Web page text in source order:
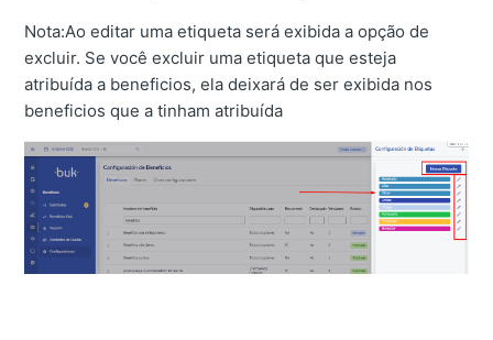
Nota:Ao editar uma etiqueta será exibida a opção de
excluir. Se você excluir uma etiqueta que esteja
atribuída a beneficios, ela deixará de ser exibida nos
beneficios que a tinham atribuída